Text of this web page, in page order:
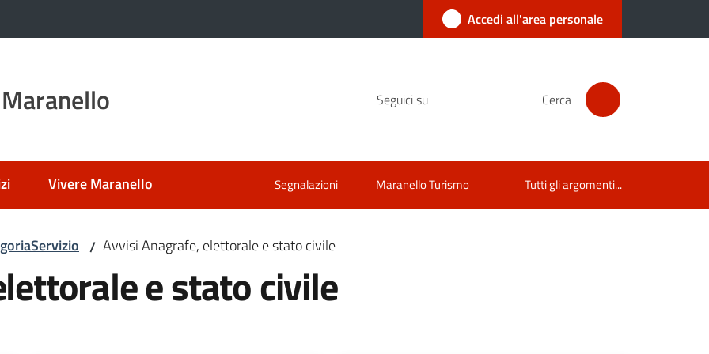
Accedi all'area personale
Seguici su Cerca
Vivere Maranello Segnalazioni Maranello Turismo Tutti gli argomenti...
/ Avvisi Anagrafe, elettorale e stato civile
e stato civile